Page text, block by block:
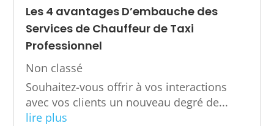
Les 4 avantages D’embauche des
Services de Chauffeur de Taxi
Professionnel
Non classé
Souhaitez-vous offrir à vos interactions
avec vos clients un nouveau degré de...
lire plus